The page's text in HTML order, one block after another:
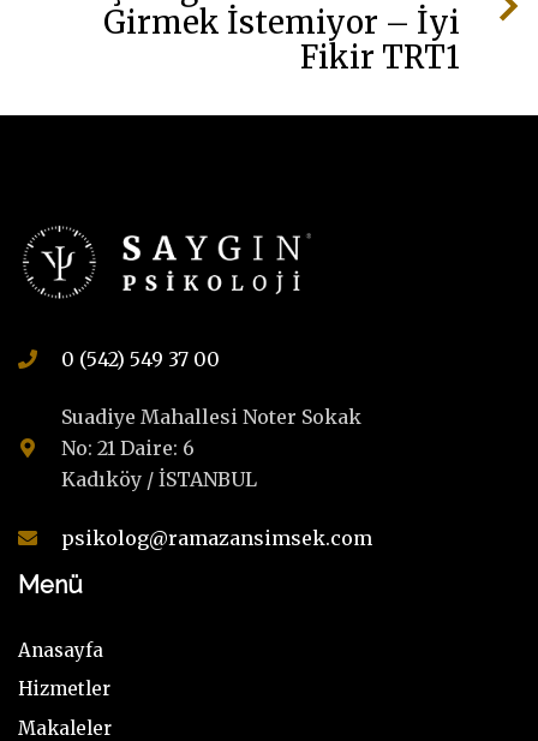
Girmek İstemiyor – İyi
Fikir TRT1
0 (542) 549 37 00
Suadiye Mahallesi Noter Sokak
No: 21 Daire: 6
Kadıköy / İSTANBUL
psikolog@ramazansimsek.com
Menü
Anasayfa
Hizmetler
Makaleler